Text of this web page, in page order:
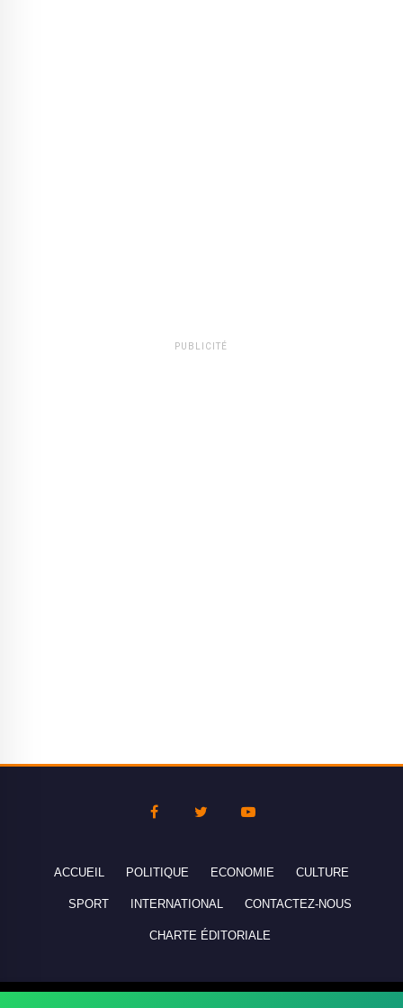
PUBLICITÉ
ACCUEIL POLITIQUE ECONOMIE CULTURE
SPORT INTERNATIONAL CONTACTEZ-NOUS
CHARTE ÉDITORIALE